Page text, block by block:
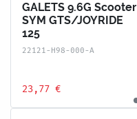
GALETS 9.6G Scooter
SYM GTS/JOYRIDE
125
22121-H98-000-A
23,77 €